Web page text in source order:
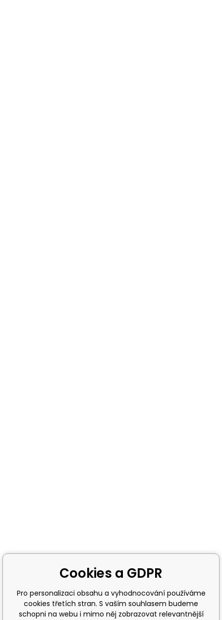
Cookies a GDPR
Pro personalizaci obsahu a vyhodnocování používáme
cookies třetích stran. S vaším souhlasem budeme
schopni na webu i mimo něj zobrazovat relevantnější